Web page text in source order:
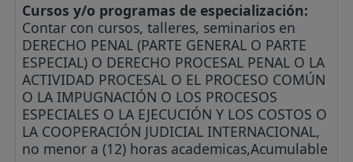
Cursos y/o programas de especialización:
Contar con cursos, talleres, seminarios en
DERECHO PENAL (PARTE GENERAL O PARTE
ESPECIAL) O DERECHO PROCESAL PENAL O LA
ACTIVIDAD PROCESAL O EL PROCESO COMÚN
O LA IMPUGNACIÓN O LOS PROCESOS
ESPECIALES O LA EJECUCIÓN Y LOS COSTOS O
LA COOPERACIÓN JUDICIAL INTERNACIONAL,
no menor a (12) horas academicas,Acumulable